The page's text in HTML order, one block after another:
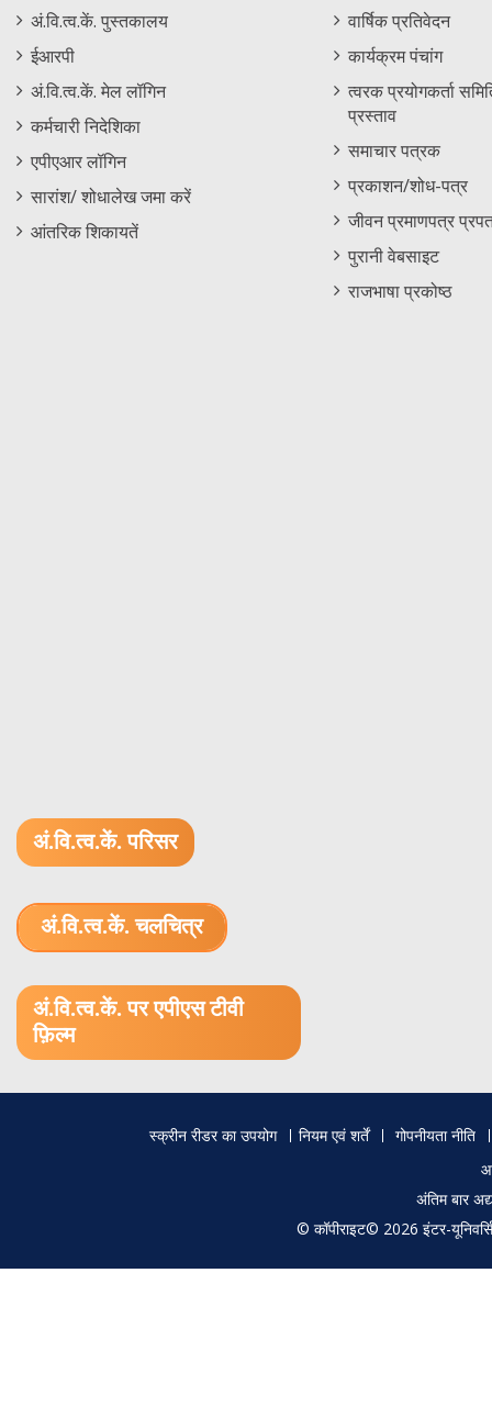
Staff
Footer
Menu
अं.वि.त्व.कें. पुस्तकालय
ईआरपी
अं.वि.त्व.कें. मेल लॉगिन
कर्मचारी निदेशिका
एपीएआर लॉगिन
सारांश/ शोधालेख जमा करें
आंतरिक शिकायतें
Informations
Menu
वार्षिक प्रतिवेदन
कार्यक्रम पंचांग
त्वरक प्रयोगकर्ता
प्रस्ताव
समाचार पत्रक
प्रकाशन/शोध-पत्र
जीवन प्रमाणपत्र
पुरानी वेबसाइट
राजभाषा प्रकोष्ठ
अं.वि.त्व.कें. परिसर
अं.वि.त्व.कें. चलचित्र
अं.वि.त्व.कें. पर एपीएस टीवी
फ़िल्म
स्क्रीन रीडर का उपयोग नियम एवं शर्तें
गोपनीयता नीति
अंतिम बार
© कॉपीराइट© 2026 इंटर-